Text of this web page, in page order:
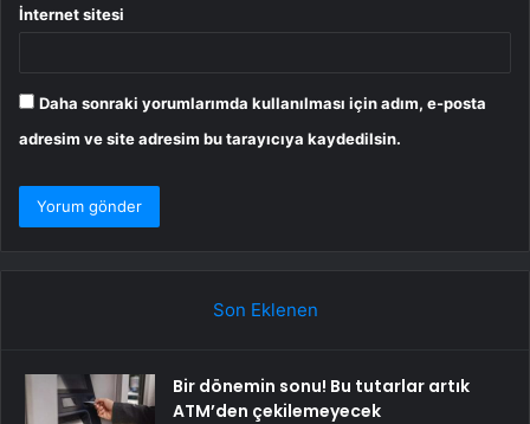
İnternet sitesi
Daha sonraki yorumlarımda kullanılması için adım, e-posta
adresim ve site adresim bu tarayıcıya kaydedilsin.
Son Eklenen
Bir dönemin sonu! Bu tutarlar artık
ATM’den çekilemeyecek